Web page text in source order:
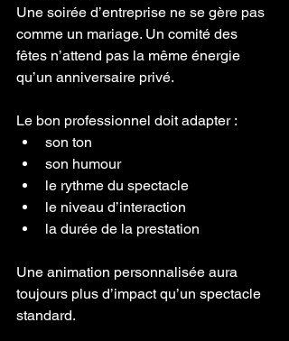
Une soirée d’entreprise ne se gère pas
comme un mariage. Un comité des
fêtes n’attend pas la même énergie
qu’un anniversaire privé.
Le bon professionnel doit adapter :
son ton
son humour
le rythme du spectacle
le niveau d’interaction
la durée de la prestation
Une animation personnalisée aura
toujours plus d’impact qu’un spectacle
standard.